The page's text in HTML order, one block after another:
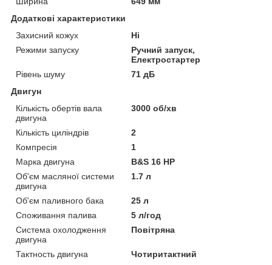
Додаткові характеристики
Захисний кожух
Ні
Режими запуску
Ручний запуск,
Електростартер
Рівень шуму
71 дБ
Двигун
Кількість обертів вала
двигуна
3000 об/хв
Кількість циліндрів
2
Компресія
1
Марка двигуна
B&S 16 HP
Об'єм масляної системи
двигуна
1.7 л
Об'єм паливного бака
25 л
Споживання палива
5 л/год
Система охолодження
двигуна
Повітряна
Тактность двигуна
Чотиритактний